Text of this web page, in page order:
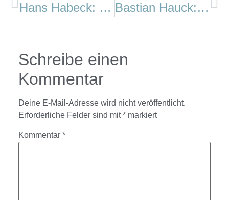
Hans Habeck: Mal seh’n, wie weit wir kommen Bastian Hauck: Raus ins Blaue!
Schreibe einen
Kommentar
Deine E-Mail-Adresse wird nicht veröffentlicht.
Erforderliche Felder sind mit* markiert
Kommentar *